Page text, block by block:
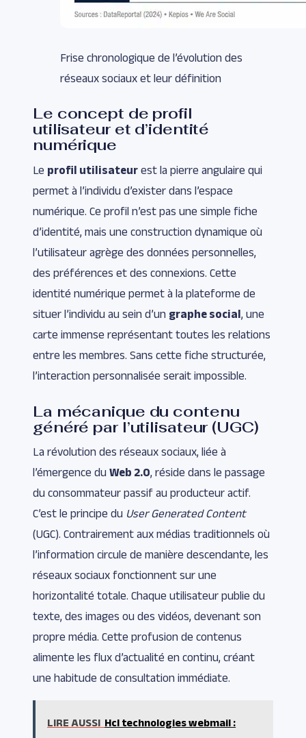
Frise chronologique de l’évolution des
réseaux sociaux et leur définition
Le concept de profil
utilisateur et d’identité
numérique
Le profil utilisateur est la pierre angulaire qui
permet à l’individu d’exister dans l’espace
numérique. Ce profil n’est pas une simple fiche
d’identité, mais une construction dynamique où
l’utilisateur agrège des données personnelles,
des préférences et des connexions. Cette
identité numérique permet à la plateforme de
situer l’individu au sein d’un graphe social, une
carte immense représentant toutes les relations
entre les membres. Sans cette fiche structurée,
l’interaction personnalisée serait impossible.
La mécanique du contenu
généré par l’utilisateur (UGC)
La révolution des réseaux sociaux, liée à
l’émergence du Web 2.0, réside dans le passage
du consommateur passif au producteur actif.
C’est le principe du User Generated Content
(UGC). Contrairement aux médias traditionnels où
l’information circule de manière descendante, les
réseaux sociaux fonctionnent sur une
horizontalité totale. Chaque utilisateur publie du
texte, des images ou des vidéos, devenant son
propre média. Cette profusion de contenus
alimente les flux d’actualité en continu, créant
une habitude de consultation immédiate.
LIRE AUSSI Hcl technologies webmail :